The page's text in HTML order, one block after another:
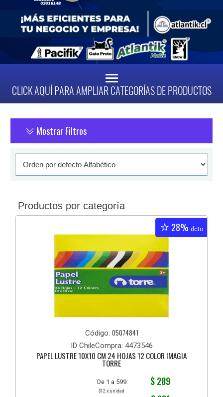
CLICK AQUÍ PARA AMPLIAR CATEGORÍAS DE PRODUCTOS
Mostrar Filtros
Productos por categoría
28% dcto
Código: 05074841
ID ChileCompra: 4473546
PAPEL LUSTRE 10X10 CM 24 HOJAS 12 COLOR IMAGIA
TORRE
De 1 a 599: $ 289
$12 x unidad